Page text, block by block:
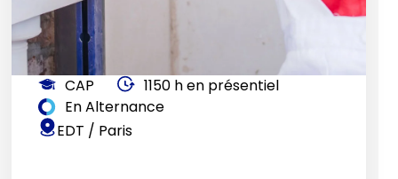
CAP
1150 h en présentiel
En Alternance
EDT / Paris